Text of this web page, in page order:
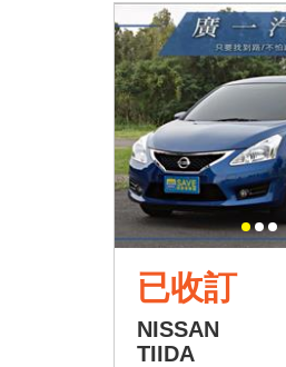
已收訂
NISSAN
TIIDA